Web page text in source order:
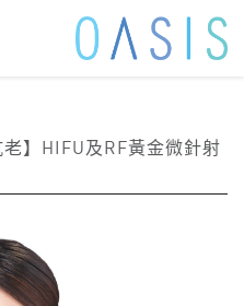
】HIFU及RF黃金微針射